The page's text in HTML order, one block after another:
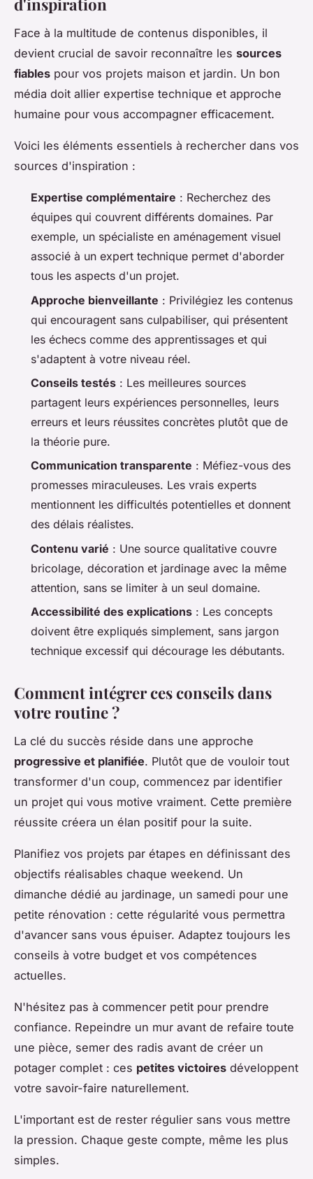
d'inspiration
Face à la multitude de contenus disponibles, il
devient crucial de savoir reconnaître les sources
fiables pour vos projets maison et jardin. Un bon
média doit allier expertise technique et approche
humaine pour vous accompagner efficacement.
Voici les éléments essentiels à rechercher dans vos
sources d'inspiration :
Expertise complémentaire : Recherchez des
équipes qui couvrent différents domaines. Par
exemple, un spécialiste en aménagement visuel
associé à un expert technique permet d'aborder
tous les aspects d'un projet.
Approche bienveillante : Privilégiez les contenus
qui encouragent sans culpabiliser, qui présentent
les échecs comme des apprentissages et qui
s'adaptent à votre niveau réel.
Conseils testés : Les meilleures sources
partagent leurs expériences personnelles, leurs
erreurs et leurs réussites concrètes plutôt que de
la théorie pure.
Communication transparente : Méfiez-vous des
promesses miraculeuses. Les vrais experts
mentionnent les difficultés potentielles et donnent
des délais réalistes.
Contenu varié : Une source qualitative couvre
bricolage, décoration et jardinage avec la même
attention, sans se limiter à un seul domaine.
Accessibilité des explications : Les concepts
doivent être expliqués simplement, sans jargon
technique excessif qui décourage les débutants.
Comment intégrer ces conseils dans
votre routine ?
La clé du succès réside dans une approche
progressive et planifiée. Plutôt que de vouloir tout
transformer d'un coup, commencez par identifier
un projet qui vous motive vraiment. Cette première
réussite créera un élan positif pour la suite.
Planifiez vos projets par étapes en définissant des
objectifs réalisables chaque weekend. Un
dimanche dédié au jardinage, un samedi pour une
petite rénovation : cette régularité vous permettra
d'avancer sans vous épuiser. Adaptez toujours les
conseils à votre budget et vos compétences
actuelles.
N'hésitez pas à commencer petit pour prendre
confiance. Repeindre un mur avant de refaire toute
une pièce, semer des radis avant de créer un
potager complet : ces petites victoires développent
votre savoir-faire naturellement.
L'important est de rester régulier sans vous mettre
la pression. Chaque geste compte, même les plus
simples.